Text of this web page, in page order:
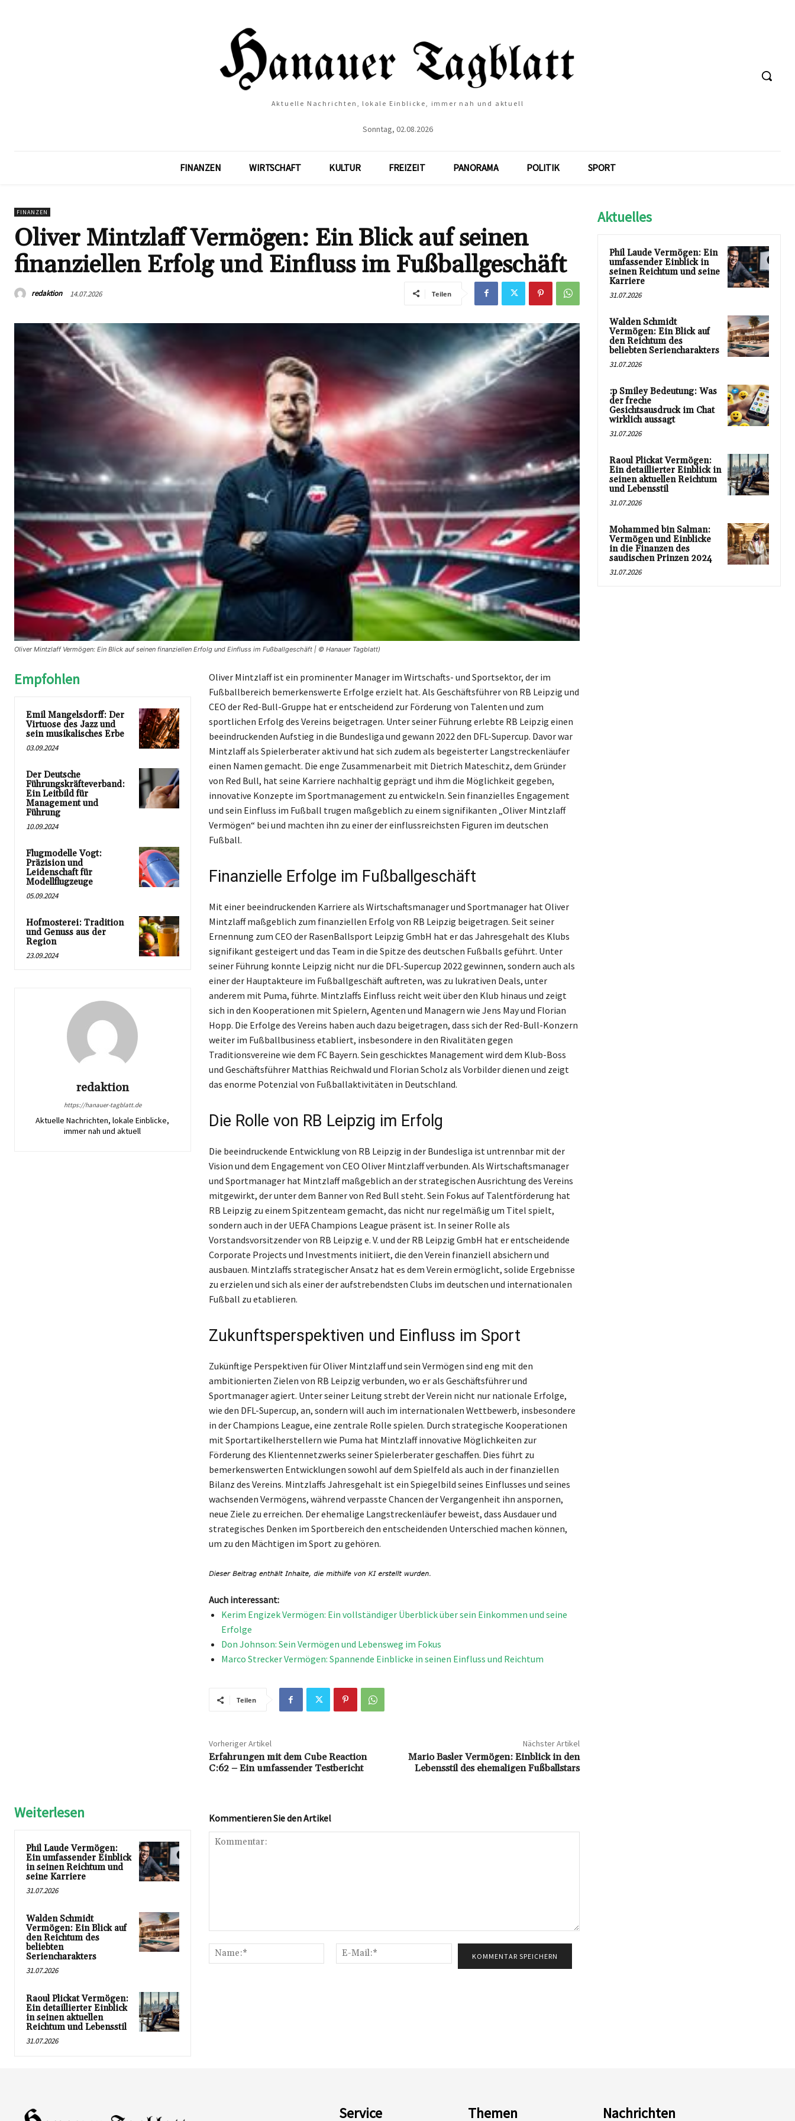
Aktuelle Nachrichten, lokale Einblicke, immer nah und aktuell
Sonntag, 02.08.2026
FINANZEN WIRTSCHAFT KULTUR FREIZEIT PANORAMA POLITIK SPORT
FINANZEN
Oliver Mintzlaff Vermögen: Ein Blick auf seinen
finanziellen Erfolg und Einfluss im Fußballgeschäft
redaktion 14.07.2026 Teilen
Oliver Mintzlaff Vermögen: Ein Blick auf seinen finanziellen Erfolg und Einfluss im Fußballgeschäft | © Hanauer Tagblatt)
Empfohlen
Emil Mangelsdorff: Der
Virtuose des Jazz und
sein musikalisches Erbe
03.09.2024
Der Deutsche
Führungskräfteverband:
Ein Leitbild für
Management und
Führung
10.09.2024
Flugmodelle Vogt:
Präzision und
Leidenschaft für
Modellflugzeuge
05.09.2024
Hofmosterei: Tradition
und Genuss aus der
Region
23.09.2024
redaktion
https://hanauer-tagblatt.de
Aktuelle Nachrichten, lokale Einblicke,
immer nah und aktuell
Oliver Mintzlaff ist ein prominenter Manager im Wirtschafts- und Sportsektor, der im
Fußballbereich bemerkenswerte Erfolge erzielt hat. Als Geschäftsführer von RB Leipzig und
CEO der Red-Bull-Gruppe hat er entscheidend zur Förderung von Talenten und zum
sportlichen Erfolg des Vereins beigetragen. Unter seiner Führung erlebte RB Leipzig einen
beeindruckenden Aufstieg in die Bundesliga und gewann 2022 den DFL-Supercup. Davor war
Mintzlaff als Spielerberater aktiv und hat sich zudem als begeisterter Langstreckenläufer
einen Namen gemacht. Die enge Zusammenarbeit mit Dietrich Mateschitz, dem Gründer
von Red Bull, hat seine Karriere nachhaltig geprägt und ihm die Möglichkeit gegeben,
innovative Konzepte im Sportmanagement zu entwickeln. Sein finanzielles Engagement
und sein Einfluss im Fußball trugen maßgeblich zu einem signifikanten „Oliver Mintzlaff
Vermögen“ bei und machten ihn zu einer der einflussreichsten Figuren im deutschen
Fußball.
Finanzielle Erfolge im Fußballgeschäft
Mit einer beeindruckenden Karriere als Wirtschaftsmanager und Sportmanager hat Oliver
Mintzlaff maßgeblich zum finanziellen Erfolg von RB Leipzig beigetragen. Seit seiner
Ernennung zum CEO der RasenBallsport Leipzig GmbH hat er das Jahresgehalt des Klubs
signifikant gesteigert und das Team in die Spitze des deutschen Fußballs geführt. Unter
seiner Führung konnte Leipzig nicht nur die DFL-Supercup 2022 gewinnen, sondern auch als
einer der Hauptakteure im Fußballgeschäft auftreten, was zu lukrativen Deals, unter
anderem mit Puma, führte. Mintzlaffs Einfluss reicht weit über den Klub hinaus und zeigt
sich in den Kooperationen mit Spielern, Agenten und Managern wie Jens May und Florian
Hopp. Die Erfolge des Vereins haben auch dazu beigetragen, dass sich der Red-Bull-Konzern
weiter im Fußballbusiness etabliert, insbesondere in den Rivalitäten gegen
Traditionsvereine wie dem FC Bayern. Sein geschicktes Management wird dem Klub-Boss
und Geschäftsführer Matthias Reichwald und Florian Scholz als Vorbilder dienen und zeigt
das enorme Potenzial von Fußballaktivitäten in Deutschland.
Die Rolle von RB Leipzig im Erfolg
Die beeindruckende Entwicklung von RB Leipzig in der Bundesliga ist untrennbar mit der
Vision und dem Engagement von CEO Oliver Mintzlaff verbunden. Als Wirtschaftsmanager
und Sportmanager hat Mintzlaff maßgeblich an der strategischen Ausrichtung des Vereins
mitgewirkt, der unter dem Banner von Red Bull steht. Sein Fokus auf Talentförderung hat
RB Leipzig zu einem Spitzenteam gemacht, das nicht nur regelmäßig um Titel spielt,
sondern auch in der UEFA Champions League präsent ist. In seiner Rolle als
Vorstandsvorsitzender von RB Leipzig e. V. und der RB Leipzig GmbH hat er entscheidende
Corporate Projects und Investments initiiert, die den Verein finanziell absichern und
ausbauen. Mintzlaffs strategischer Ansatz hat es dem Verein ermöglicht, solide Ergebnisse
zu erzielen und sich als einer der aufstrebendsten Clubs im deutschen und internationalen
Fußball zu etablieren.
Zukunftsperspektiven und Einfluss im Sport
Zukünftige Perspektiven für Oliver Mintzlaff und sein Vermögen sind eng mit den
ambitionierten Zielen von RB Leipzig verbunden, wo er als Geschäftsführer und
Sportmanager agiert. Unter seiner Leitung strebt der Verein nicht nur nationale Erfolge,
wie den DFL-Supercup, an, sondern will auch im internationalen Wettbewerb, insbesondere
in der Champions League, eine zentrale Rolle spielen. Durch strategische Kooperationen
mit Sportartikelherstellern wie Puma hat Mintzlaff innovative Möglichkeiten zur
Förderung des Klientennetzwerks seiner Spielerberater geschaffen. Dies führt zu
bemerkenswerten Entwicklungen sowohl auf dem Spielfeld als auch in der finanziellen
Bilanz des Vereins. Mintzlaffs Jahresgehalt ist ein Spiegelbild seines Einflusses und seines
wachsenden Vermögens, während verpasste Chancen der Vergangenheit ihn anspornen,
neue Ziele zu erreichen. Der ehemalige Langstreckenläufer beweist, dass Ausdauer und
strategisches Denken im Sportbereich den entscheidenden Unterschied machen können,
um zu den Mächtigen im Sport zu gehören.
Auch interessant:
Kerim Engizek Vermögen: Ein vollständiger Überblick über sein Einkommen und seine
Erfolge
Don Johnson: Sein Vermögen und Lebensweg im Fokus
Marco Strecker Vermögen: Spannende Einblicke in seinen Einfluss und Reichtum
Teilen
Vorheriger Artikel
Erfahrungen mit dem Cube Reaction
C:62 – Ein umfassender Testbericht
Nächster Artikel
Mario Basler Vermögen: Einblick in den
Lebensstil des ehemaligen Fußballstars
Weiterlesen
Phil Laude Vermögen:
Ein umfassender Einblick
in seinen Reichtum und
seine Karriere
31.07.2026
Walden Schmidt
Vermögen: Ein Blick auf
den Reichtum des
beliebten
Seriencharakters
31.07.2026
Raoul Plickat Vermögen:
Ein detaillierter Einblick
in seinen aktuellen
Reichtum und Lebensstil
31.07.2026
Kommentieren Sie den Artikel
Name:*
Mail:*
Aktuelles
Phil Laude Vermögen: Ein
umfassender Einblick in
seinen Reichtum und seine
Karriere
31.07.2026
Walden Schmidt
Vermögen: Ein Blick auf
den Reichtum des
beliebten Seriencharakters
31.07.2026
:p Smiley Bedeutung: Was
der freche
Gesichtsausdruck im Chat
wirklich aussagt
31.07.2026
Raoul Plickat Vermögen:
Ein detaillierter Einblick in
seinen aktuellen Reichtum
und Lebensstil
31.07.2026
Mohammed bin Salman:
Vermögen und Einblicke
in die Finanzen des
saudischen Prinzen 2024
31.07.2026
Service Themen Nachrichten